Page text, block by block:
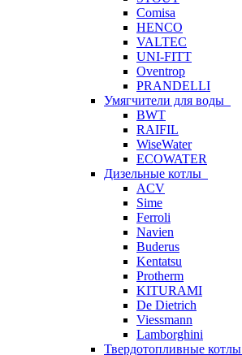
Comisa
HENCO
VALTEC
UNI-FITT
Oventrop
PRANDELLI
Умягчители для воды
BWT
RAIFIL
WiseWater
ECOWATER
Дизельные котлы
ACV
Sime
Ferroli
Navien
Buderus
Kentatsu
Protherm
KITURAMI
De Dietrich
Viessmann
Lamborghini
Твердотопливные котлы